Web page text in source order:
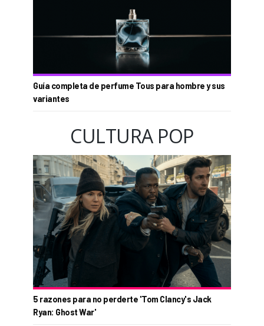
Guía completa de perfume Tous para hombre y sus
variantes
CULTURA POP
5 razones para no perderte 'Tom Clancy's Jack
Ryan: Ghost War'